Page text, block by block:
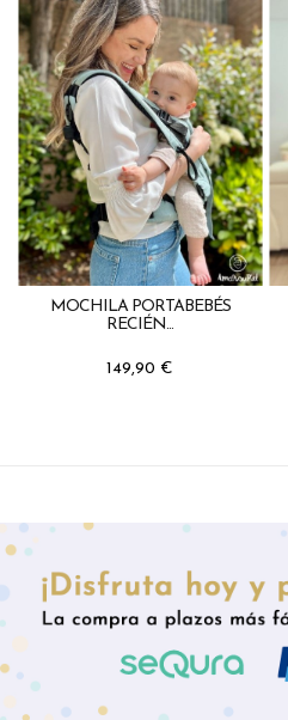
MOCHILA PORTABEBÉS
RECIÉN...
149,90 €